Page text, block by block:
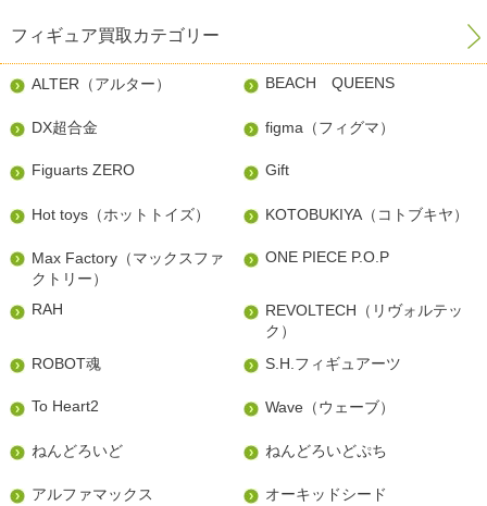
フィギュア買取カテゴリー
ALTER（アルター） BEACH QUEENS
DX超合金 figma（フィグマ）
Figuarts ZERO Gift
Hot toys（ホットトイズ） KOTOBUKIYA（コトブキヤ）
Max Factory（マックスファ
クトリー）
ONE PIECE P.O.P
RAH
REVOLTECH（リヴォルテッ
ク）
ROBOT魂
S.H.フィギュアーツ
To Heart2 Wave（ウェーブ）
ねんどろいど ねんどろいどぷち
アルファマックス オーキッドシード